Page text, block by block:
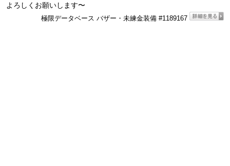
よろしくお願いします〜
極限データベース バザー・未練金装備 #1189167